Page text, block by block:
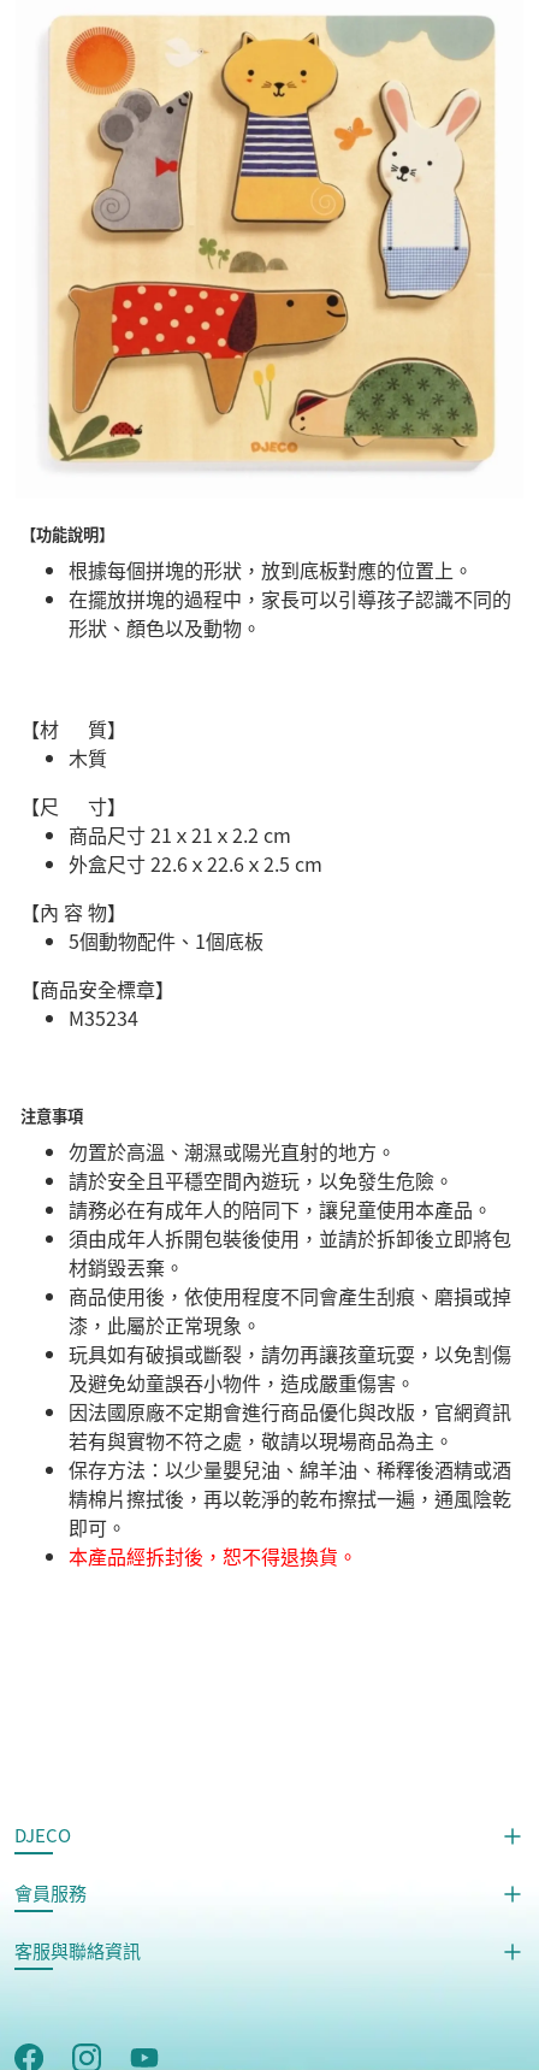
【功能說明】
根據每個拼塊的形狀，放到底板對應的位置上。
在擺放拼塊的過程中，家長可以引導孩子認識不同的
形狀、顏色以及動物。
【材 質】
木質
【尺 寸】
商品尺寸 21ｘ21ｘ2.2 cm
外盒尺寸 22.6ｘ22.6ｘ2.5 cm
【內 容 物】
5個動物配件、1個底板
【商品安全標章】
M35234
注意事項
勿置於高溫、潮濕或陽光直射的地方。
請於安全且平穩空間內遊玩，以免發生危險。​
請務必在有成年人的陪同下，讓兒童使用本產品。
須由成年人拆開包裝後使用，並請於拆卸後立即將包
材銷毀丟棄。
商品使用後，依使用程度不同會產生刮痕、磨損或掉
漆，此屬於正常現象。
玩具如有破損或斷裂，請勿再讓孩童玩耍，以免割傷
及避免幼童誤吞小物件，造成嚴重傷害。
因法國原廠不定期會進行商品優化與改版，官網資訊
若有與實物不符之處，敬請以現場商品為主。
​保存方法：以少量嬰兒油、綿羊油、稀釋後酒精或酒
精棉片擦拭後，再以乾淨的乾布擦拭一遍，通風陰乾
即可。
本產品經拆封後，恕不得退換貨。
DJECO
會員服務
客服與聯絡資訊